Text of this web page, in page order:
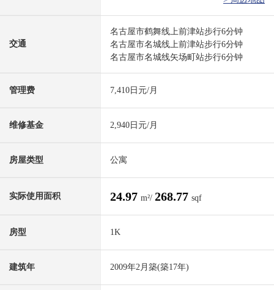
交通
名古屋市鹤舞线上前津站步行6分钟
名古屋市名城线上前津站步行6分钟
名古屋市名城线矢场町站步行6分钟
管理费 7,410日元/月
维修基金 2,940日元/月
房屋类型 公寓
实际使用面积 24.97 m²/ 268.77 sqf
房型 1K
建筑年 2009年2月築(築17年)